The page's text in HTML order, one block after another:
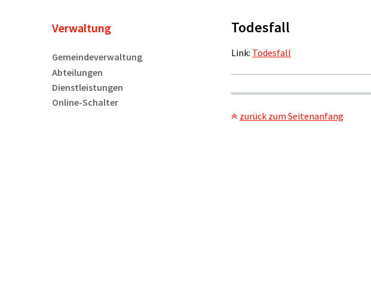
Unternavigation
Verwaltung
Gemeindeverwaltung
Abteilungen
Dienstleistungen
Online-Schalter
Todesfall
Link: Todesfall
zurück zum Seitenanfang